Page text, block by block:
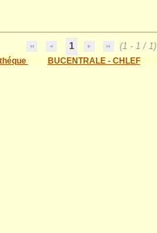
1
(1 - 1 / 1)
BUCENTRALE - CHLEF